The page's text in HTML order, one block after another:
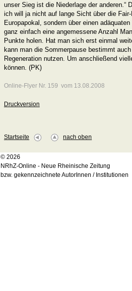
unser Sieg ist die Niederlage der anderen.“
ich will ja nicht auf lange Sicht über die
Europapokal, sondern über einen
ganz einfach eine angemessene Anzahl
Punkte holen. Hat man sich erst einmal
kann man die Sommerpause bestimmt
Regeneration nutzen. Um anschließend
können. (PK)
Online-Flyer Nr. 159 vom 13.08.2008
Druckversion
Startseite nach oben
© 2026
NRhZ-Online - Neue Rheinische Zeitung
bzw. gekennzeichnete AutorInnen / Institutionen